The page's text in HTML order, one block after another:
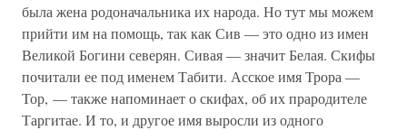
была жена родоначальника их народа. Но тут мы можем
прийти им на помощь, так как Сив — это одно из имен
Великой Богини северян. Сивая — значит Белая. Скифы
почитали ее под именем Табити. Асское имя Трора —
Тор, — также напоминает о скифах, об их прародителе
Таргитае. И то, и другое имя выросли из одного